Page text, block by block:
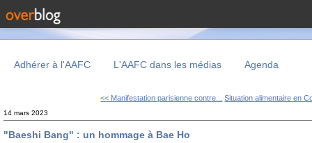
Adhérer à l'AAFC L'AAFC dans les médias Agenda
<< Manifestation parisienne contre... Situation alimentaire en
14 mars 2023
"Baeshi Bang" : un hommage à Bae Ho